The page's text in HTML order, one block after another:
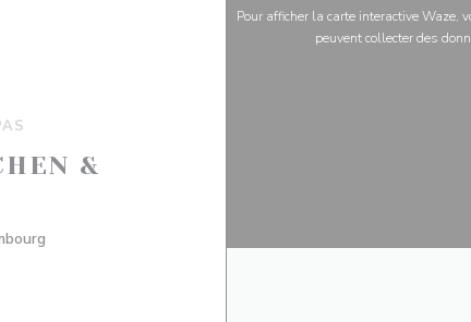
&
Pour afficher la carte interactive Waze,
peuvent collecter des